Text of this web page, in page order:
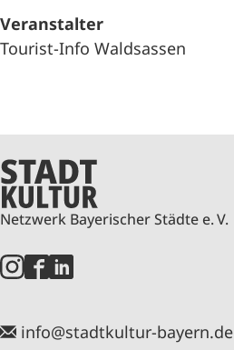
Veranstalter
Tourist-Info Waldsassen
Netzwerk Bayerischer Städte e. V.
info@stadtkultur-bayern.de